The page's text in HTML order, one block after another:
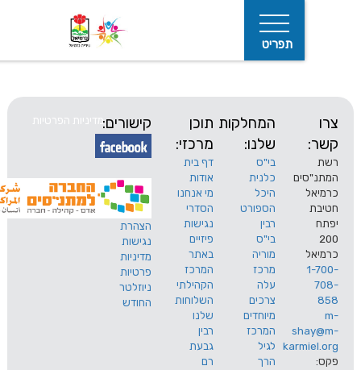
המחלקות
שלנו:
בי"ס
כלנית
היכל
הספורט
רבין
בי"ס
מוריה
מרכז
עלה
צרכים
מיוחדים
המרכז
לגיל
הרך
תוכן
מרכזי:
דף בית
אודות
מי אנחנו
הסדרי
נגישות
פיזיים
באתר
המרכז
הקהילתי
השלוחות
שלנו
רבין
גבעת
רם
קישורים:
הצהרת
נגישות
מדיניות
פרטיות
ניוזלטר
החודש
מדיניות הפרטיות